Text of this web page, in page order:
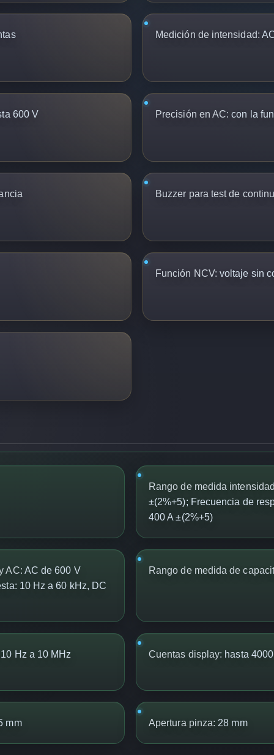
Medición de intensidad:
600 V Precisión en AC: con la
Buzzer para test de
Función NCV: voltaje sin
Rango de medida
±(2%+5); Frecuencia de
400 A ±(2%+5)
AC: AC de 600 V
10 Hz a 60 kHz, DC
Rango de medida de
Hz a 10 MHz Cuentas display: hasta 4000
mm Apertura pinza: 28 mm